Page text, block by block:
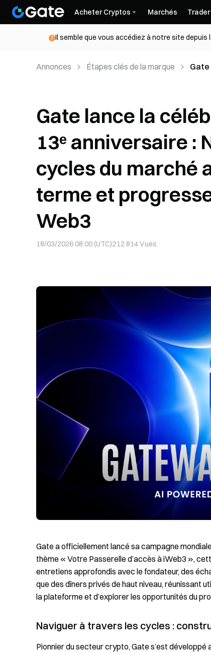
Acheter Cryptos Marchés Trader
Il semble que vous accédiez à notre site
Annonces Étapes clés de la marque
Gate
Gate lance la
13ᵉ anniversaire :
cycles du marché
terme et
Web3
18/03/2026 08:00 (UTC)212 814Vues
Gate a officiellement lancé sa campagne
thème « Votre Passerelle d’accès à iWeb3 »,
entretiens approfondis avec le fondateur, des
que des dîners privés de haut niveau, réunissant
la plateforme et d’explorer les opportunités du
Naviguer à travers les cycles :
Pionnier du secteur crypto, Gate s’est développé